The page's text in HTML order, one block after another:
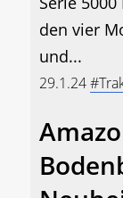
den vier
und...
29.1.24